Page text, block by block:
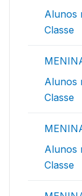
Alunos
Classe
Alunos
Classe
Alunos
Classe